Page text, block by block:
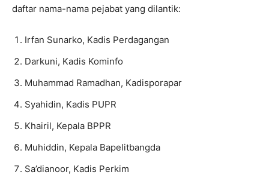
daftar nama-nama pejabat yang dilantik:
Irfan Sunarko, Kadis Perdagangan
Darkuni, Kadis Kominfo
Muhammad Ramadhan, Kadisporapar
Syahidin, Kadis PUPR
Khairil, Kepala BPPR
Muhiddin, Kepala Bapelitbangda
Sa’dianoor, Kadis Perkim